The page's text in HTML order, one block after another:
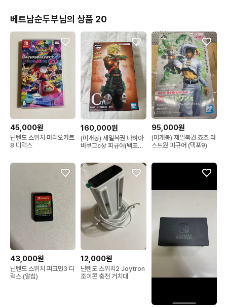
베트남순두부님의 상품 20
45,000원
닌텐도 스위치 마리오카트
8 디럭스
160,000원
(미개봉) 제일복권 나히아
바쿠고c상 피규어(택포
95,000원
(미개봉) 제일복권 죠죠 라
스트원 피규어 (택포9)
43,000원
닌텐도 스위치 피크민3 디
럭스 (알칩)
12,000원
닌텐도 스위치2 Joytron
조이콘 충전 거치대